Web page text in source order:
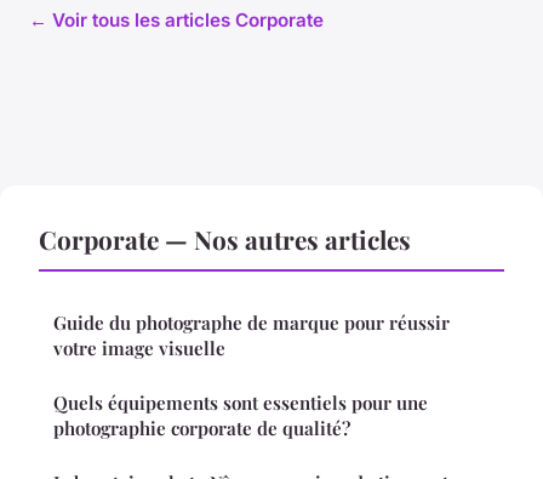
← Voir tous les articles Corporate
Corporate — Nos autres articles
Guide du photographe de marque pour réussir
votre image visuelle
Quels équipements sont essentiels pour une
photographie corporate de qualité?